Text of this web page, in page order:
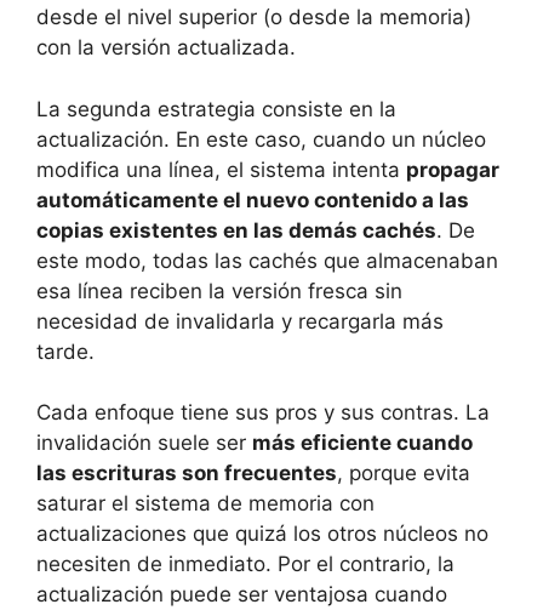
desde el nivel superior (o desde la memoria)
con la versión actualizada.
La segunda estrategia consiste en la
actualización. En este caso, cuando un núcleo
modifica una línea, el sistema intenta propagar
automáticamente el nuevo contenido a las
copias existentes en las demás cachés. De
este modo, todas las cachés que almacenaban
esa línea reciben la versión fresca sin
necesidad de invalidarla y recargarla más
tarde.
Cada enfoque tiene sus pros y sus contras. La
invalidación suele ser más eficiente cuando
las escrituras son frecuentes, porque evita
saturar el sistema de memoria con
actualizaciones que quizá los otros núcleos no
necesiten de inmediato. Por el contrario, la
actualización puede ser ventajosa cuando